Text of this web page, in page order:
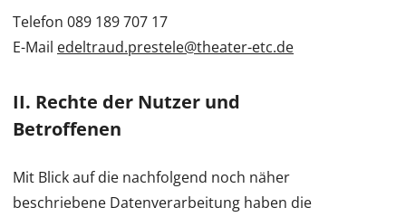
Telefon 089 189 707 17
E-Mail edeltraud.prestele@theater-etc.de
II. Rechte der Nutzer und
Betroffenen
Mit Blick auf die nachfolgend noch näher
beschriebene Datenverarbeitung haben die